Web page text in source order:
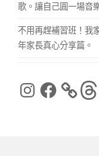
歌。讓自己圓一場音
不用再趕補習班！我
年家長真心分享篇。
Instagram
Facebook